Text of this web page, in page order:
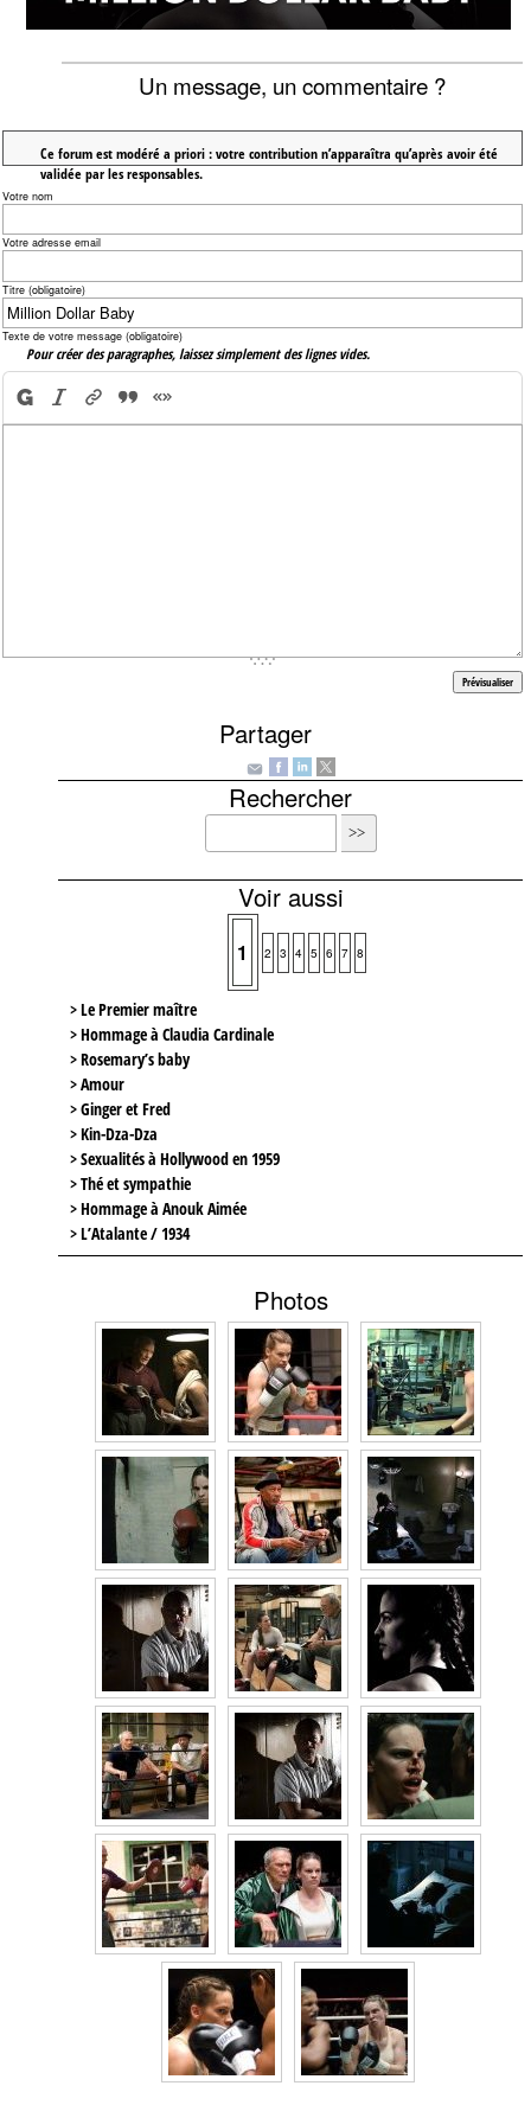
Un message, un commentaire ?
Ce forum est modéré a priori : votre contribution n’apparaîtra qu’après avoir été
validée par les responsables.
Votre nom
Votre adresse email
Titre (obligatoire)
Texte de votre message (obligatoire)
Pour créer des paragraphes, laissez simplement des lignes vides.
Partager
Rechercher
Voir aussi
1 2 3 4 5 6 7 8
> Le Premier maître
> Hommage à Claudia Cardinale
> Rosemary’s baby
> Amour
> Ginger et Fred
> Kin-Dza-Dza
> Sexualités à Hollywood en 1959
> Thé et sympathie
> Hommage à Anouk Aimée
> L’Atalante / 1934
Photos